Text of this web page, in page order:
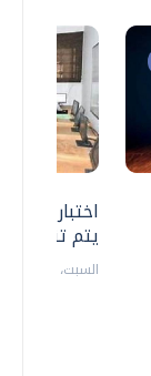
اختبارات
يتم
السبت، 18 يوليو 2026 09:22 ص